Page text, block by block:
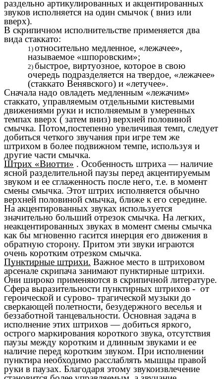
раздельно артикулированных и акцентированных
звуков исполняется на один смычок ( вниз или
вверх).
В скрипичном исполнительстве применяется два
вида стаккато:
относительно медленное, «лежачее»,
называемое «шпоровским»;
быстрое, виртуозное, которое в свою
очередь подразделяется на твердое, «лежачее»
(стаккато Венявского) и «летучее».
Сначала надо овладеть медленным «лежачим»
стаккато, управляемым отдельными кистевыми
движениями руки и исполняемым в умеренных
темпах вверх ( затем вниз) верхней половиной
смычка. Потом,постепенно увеличивая темп, следует
добиться четкого звучания при игре тем же
штрихом в более подвижном темпе, используя и
другие части смычка.
Штрих «Виотти» . Особенность штриха — наличие
ясной разделительной паузы перед акцентируемым
звуком и ее сглаженность после него, т.е. в момент
смены смычка. Этот штрих исполняется обычно
верхней половиной смычка, ближе к его середине.
На акцентированных звуках используется
значительно больший отрезок смычка. На легких,
неакцентированных звуках в момент смены смычка
как бы мгновенно гасится инерция его движения в
обратную сторону. Притом эти звуки играются
очень коротким отрезком смычка.
Пунктирные штрихи. Важное место в штриховом
арсенале скрипача занимают пунктирные штрихи.
Они широко применяются в скрипичной литературе.
Сфера выразительности пунктирных штрихов - от
героической и сурово- трагической музыки до
сверкающей полетности, безудержного веселья и
беззаботной танцевальности. Основная задача в
исполнение этих штрихов — добиться яркого,
острого маркирования короткого звука, отсутствия
паузы между коротким и длинным звуками и ее
наличие перед коротким звуком. При исполнении
пунктира необходимо расслаблять мышцы правой
руки в паузах. Благодаря этому звукоизвлечение